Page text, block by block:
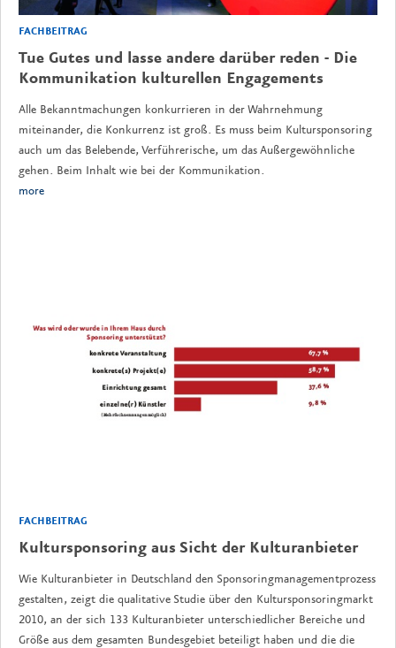
FACHBEITRAG
Tue Gutes und lasse andere darüber reden - Die
Kommunikation kulturellen Engagements
Alle Bekanntmachungen konkurrieren in der Wahrnehmung
miteinander, die Konkurrenz ist groß. Es muss beim Kultursponsoring
auch um das Belebende, Verführerische, um das Außergewöhnliche
gehen. Beim Inhalt wie bei der Kommunikation.
more
FACHBEITRAG
Kultursponsoring aus Sicht der Kulturanbieter
Wie Kulturanbieter in Deutschland den Sponsoringmanagementprozess
gestalten, zeigt die qualitative Studie über den Kultursponsoringmarkt
2010, an der sich 133 Kulturanbieter unterschiedlicher Bereiche und
Größe aus dem gesamten Bundesgebiet beteiligt haben und die die